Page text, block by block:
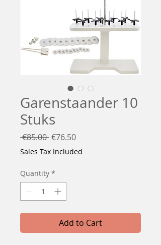
Garenstaander 10
Stuks
€85.00 Regular
Price
€76.50Sale
Price
Sales Tax Included
Quantity *
Add to Cart